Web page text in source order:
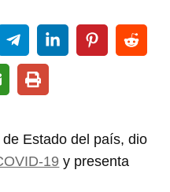
Estado del país, dio
19 y presenta